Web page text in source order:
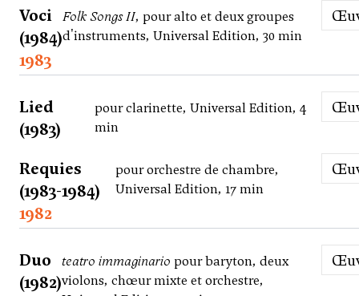
Voci
(1984)
Folk Songs II, pour alto et deux groupes
d'instruments, Universal Edition, 30 min
1983
Lied
(1983)
pour clarinette, Universal Edition, 4
min
Requies
(1983-1984)
pour orchestre de chambre,
Universal Edition, 17 min
1982
Duo
(1982)
teatro immaginario pour baryton, deux
violons, chœur mixte et orchestre,